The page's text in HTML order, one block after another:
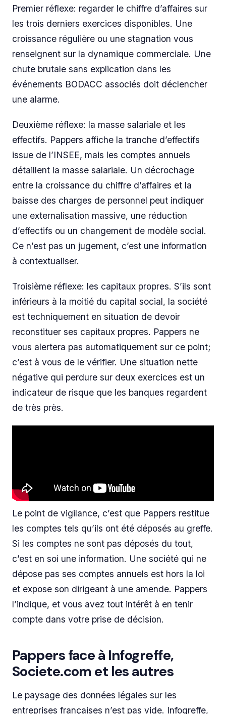
Premier réflexe: regarder le chiffre d’affaires sur
les trois derniers exercices disponibles. Une
croissance régulière ou une stagnation vous
renseignent sur la dynamique commerciale. Une
chute brutale sans explication dans les
événements BODACC associés doit déclencher
une alarme.
Deuxième réflexe: la masse salariale et les
effectifs. Pappers affiche la tranche d’effectifs
issue de l’INSEE, mais les comptes annuels
détaillent la masse salariale. Un décrochage
entre la croissance du chiffre d’affaires et la
baisse des charges de personnel peut indiquer
une externalisation massive, une réduction
d’effectifs ou un changement de modèle social.
Ce n’est pas un jugement, c’est une information
à contextualiser.
Troisième réflexe: les capitaux propres. S’ils sont
inférieurs à la moitié du capital social, la société
est techniquement en situation de devoir
reconstituer ses capitaux propres. Pappers ne
vous alertera pas automatiquement sur ce point;
c’est à vous de le vérifier. Une situation nette
négative qui perdure sur deux exercices est un
indicateur de risque que les banques regardent
de très près.
Le point de vigilance, c’est que Pappers restitue
les comptes tels qu’ils ont été déposés au greffe.
Si les comptes ne sont pas déposés du tout,
c’est en soi une information. Une société qui ne
dépose pas ses comptes annuels est hors la loi
et expose son dirigeant à une amende. Pappers
l’indique, et vous avez tout intérêt à en tenir
compte dans votre prise de décision.
Pappers face à Infogreffe,
Societe.com et les autres
Le paysage des données légales sur les
entreprises françaises n’est pas vide. Infogreffe,